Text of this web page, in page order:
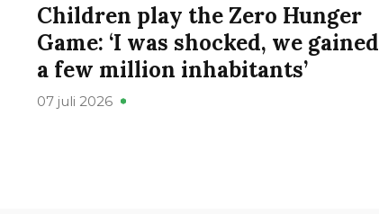
Children play the Zero Hunger
Game: ‘I was shocked, we gained
a few million inhabitants’
07 juli 2026